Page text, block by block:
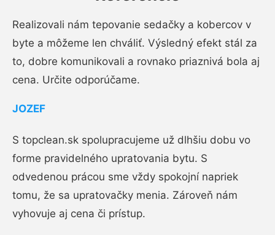
Realizovali nám tepovanie sedačky a kobercov v
byte a môžeme len chváliť. Výsledný efekt stál za
to, dobre komunikovali a rovnako priaznivá bola aj
cena. Určite odporúčame.
JOZEF
S topclean.sk spolupracujeme už dlhšiu dobu vo
forme pravidelného upratovania bytu. S
odvedenou prácou sme vždy spokojní napriek
tomu, že sa upratovačky menia. Zároveň nám
vyhovuje aj cena či prístup.